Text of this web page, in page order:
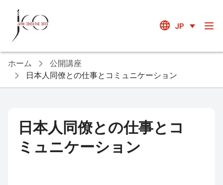
JP
ホーム
公開講座
日本人同僚との仕事とコミュニケーション
日本人同僚との仕事とコ
ミュニケーション